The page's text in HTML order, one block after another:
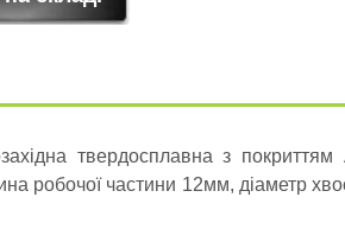
твердосплавна з покриттям
робочої частини 12мм, діаметр